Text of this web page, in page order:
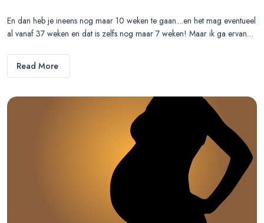
En dan heb je ineens nog maar 10 weken te gaan....en het mag eventueel
al vanaf 37 weken en dat is zelfs nog maar 7 weken! Maar ik ga ervan…
Read More